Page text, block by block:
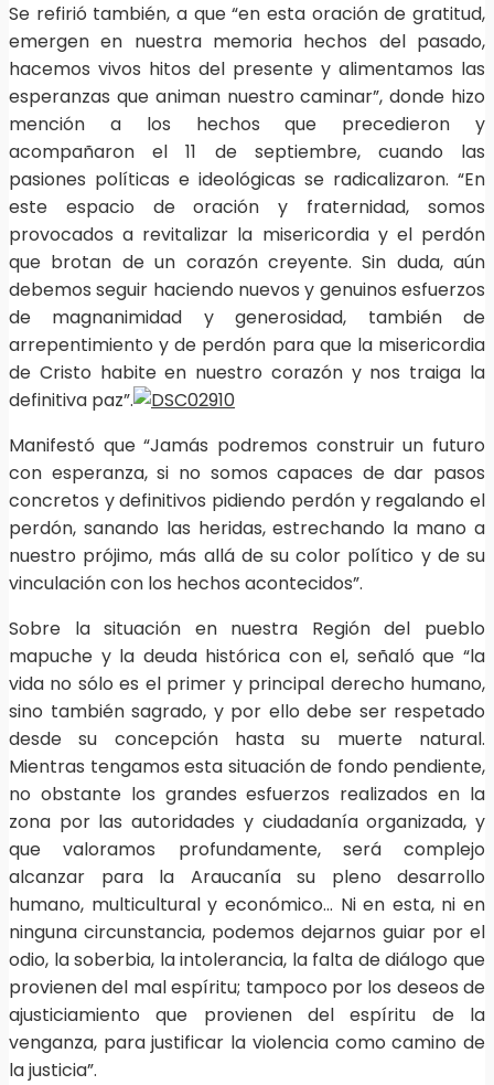
Se refirió también, a que “en esta oración de gratitud,
emergen en nuestra memoria hechos del pasado,
hacemos vivos hitos del presente y alimentamos las
esperanzas que animan nuestro caminar”, donde hizo
mención a los hechos que precedieron y
acompañaron el 11 de septiembre, cuando las
pasiones políticas e ideológicas se radicalizaron. “En
este espacio de oración y fraternidad, somos
provocados a revitalizar la misericordia y el perdón
que brotan de un corazón creyente. Sin duda, aún
debemos seguir haciendo nuevos y genuinos esfuerzos
de magnanimidad y generosidad, también de
arrepentimiento y de perdón para que la misericordia
de Cristo habite en nuestro corazón y nos traiga la
definitiva paz”.
Manifestó que “Jamás podremos construir un futuro
con esperanza, si no somos capaces de dar pasos
concretos y definitivos pidiendo perdón y regalando el
perdón, sanando las heridas, estrechando la mano a
nuestro prójimo, más allá de su color político y de su
vinculación con los hechos acontecidos”.
Sobre la situación en nuestra Región del pueblo
mapuche y la deuda histórica con el, señaló que “la
vida no sólo es el primer y principal derecho humano,
sino también sagrado, y por ello debe ser respetado
desde su concepción hasta su muerte natural.
Mientras tengamos esta situación de fondo pendiente,
no obstante los grandes esfuerzos realizados en la
zona por las autoridades y ciudadanía organizada, y
que valoramos profundamente, será complejo
alcanzar para la Araucanía su pleno desarrollo
humano, multicultural y económico… Ni en esta, ni en
ninguna circunstancia, podemos dejarnos guiar por el
odio, la soberbia, la intolerancia, la falta de diálogo que
provienen del mal espíritu; tampoco por los deseos de
ajusticiamiento que provienen del espíritu de la
venganza, para justificar la violencia como camino de
la justicia”.